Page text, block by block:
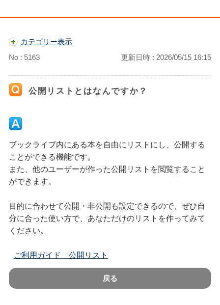
カテゴリー表示
No : 5163
更新日時 : 2026/05/15 16:15
公開リストとはなんですか？
ブックライブ内にある本を自由にリストにし、公開する
ことができる機能です。
また、他のユーザーが作った公開リストを閲覧すること
ができます。
目的に合わせて公開・非公開も設定できるので、ぜひ自
分に合った使い方で、あなただけのリストを作ってみて
ください。
ご利用ガイド 公開リスト
戻る